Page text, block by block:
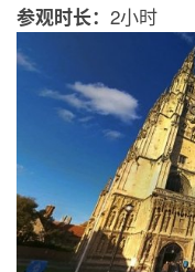
参观时长： 2小时